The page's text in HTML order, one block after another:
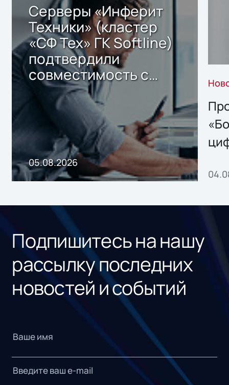
Серверы «Инферит
Техники» (кластер
«СФ Тех» ГК Softline)
подтвердили
совместимость с
решением Sharx
Storage 2.x для
хранения данных
05.08.2026
Подпишитесь на нашу
рассылку последних
новостей и событий